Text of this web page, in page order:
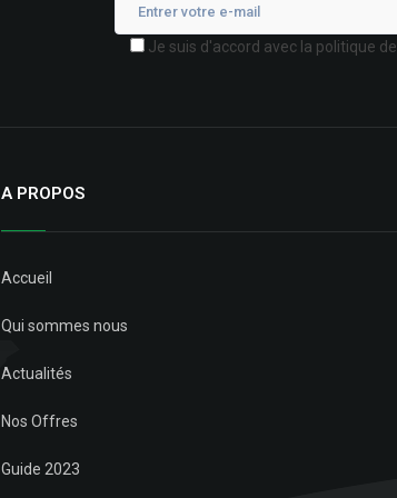
Je suis d'accord avec la politique de
A PROPOS
Accueil
Qui sommes nous
Actualités
Nos Offres
Guide 2023